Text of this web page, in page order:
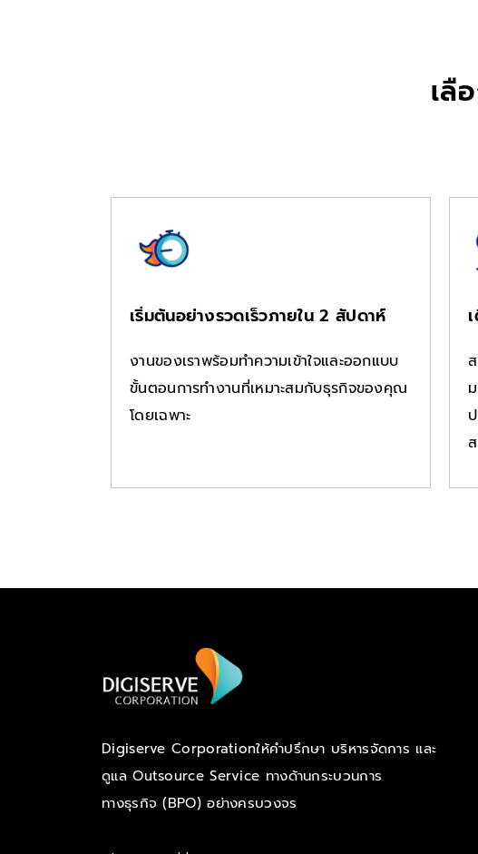
เลื
เริ่มต้นอย่างรวดเร็วภายใน 2 สัปดาห์
งานของเราพร้อมทำความเข้าใจและออกแบบ
ขั้นตอนการทำงานที่เหมาะสมกับธุรกิจของคุณ
โดยเฉพาะ
Digiserve Corporationให้คำปรึกษา บริหารจัดการ และ
ดูแล Outsource Service ทางด้านกระบวนการ
ทางธุรกิจ (BPO) อย่างครบวงจร